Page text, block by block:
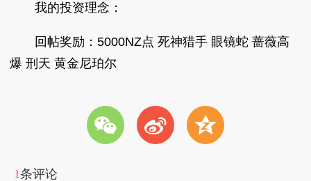
我的投资理念：
回帖奖励：5000NZ点 死神猎手 眼镜蛇 蔷薇高
爆 刑天 黄金尼珀尔
w t z
1条评论